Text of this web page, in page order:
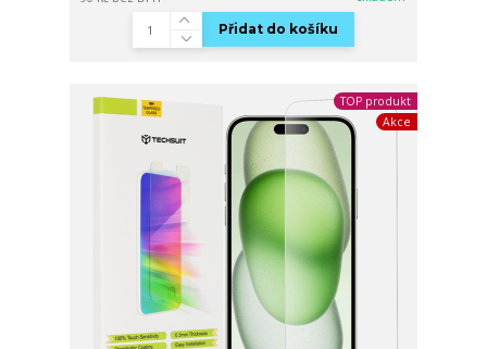
Přidat do košíku
TOP produkt
Akce